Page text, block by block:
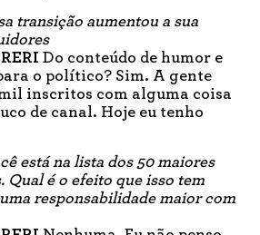
transição aumentou a sua
Do conteúdo de humor e
o político? Sim. A gente
inscritos com alguma coisa
de canal. Hoje eu tenho
está na lista dos 50 maiores
Qual é o efeito que isso tem
responsabilidade maior com